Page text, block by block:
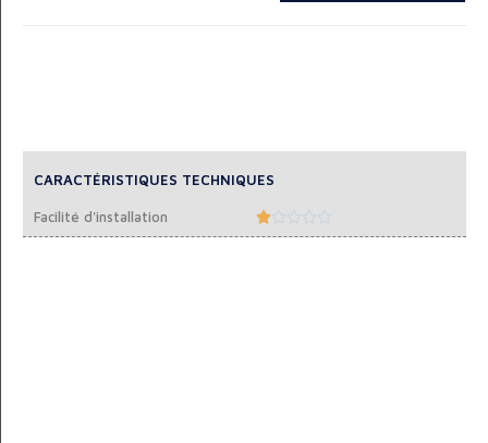
CARACTÉRISTIQUES TECHNIQUES
Facilité d'installation 